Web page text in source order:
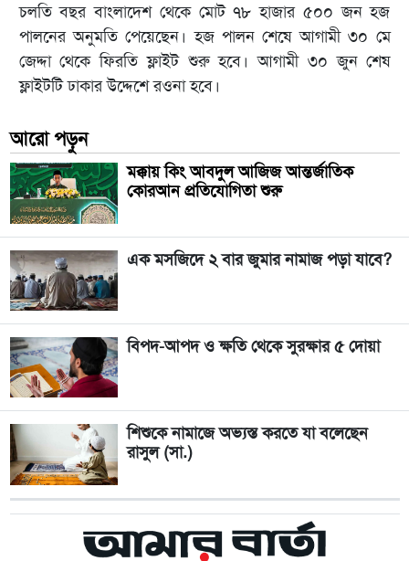
চলতি বছর বাংলাদেশ থেকে মোট ৭৮ হাজার ৫০০ জন হজ
পালনের অনুমতি পেয়েছেন। হজ পালন শেষে আগামী ৩০ মে
জেদ্দা থেকে ফিরতি ফ্লাইট শুরু হবে। আগামী ৩০ জুন শেষ
ফ্লাইটটি ঢাকার উদ্দেশে রওনা হবে।
আরো পড়ুন
মক্কায় কিং আবদুল আজিজ আন্তর্জাতিক
কোরআন প্রতিযোগিতা শুরু
এক মসজিদে ২ বার জুমার নামাজ পড়া যাবে?
বিপদ-আপদ ও ক্ষতি থেকে সুরক্ষার ৫ দোয়া
শিশুকে নামাজে অভ্যস্ত করতে যা বলেছেন
রাসুল (সা.)